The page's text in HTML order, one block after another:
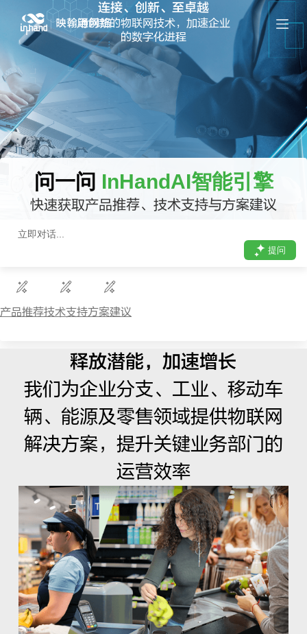
跳
过
内
容
连接、创新、至卓越
用创新的物联网技术，加速企业
的数字化进程
问一问 InHandAI智能引擎
快速获取产品推荐、技术支持与方案建议
提问
产品推荐技术支持方案建议
释放潜能，加速增长
我们为企业分支、工业、移动车
辆、能源及零售领域提供物联网
解决方案，提升关键业务部门的
运营效率